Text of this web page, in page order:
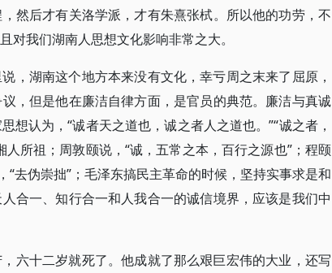
然后才有关洛学派，才有朱熹张栻。所以他的功劳，不
我们湖南人思想文化影响非常之大。
，湖南这个地方本来没有文化，幸亏周之末来了屈原，
，但是他在廉洁自律方面，是官员的典范。廉洁与真诚
认为，“诚者天之道也，诚之者人之道也。”“诚之者，
所祖；周敦颐说，“诚，五常之本，百行之源也”；程颐
“去伪崇拙”；毛泽东搞民主革命的时候，坚持实事求是和
合一、知行合一和人我合一的诚信境界，应该是我们中
六十二岁就死了。他成就了那么艰巨宏伟的大业，还写